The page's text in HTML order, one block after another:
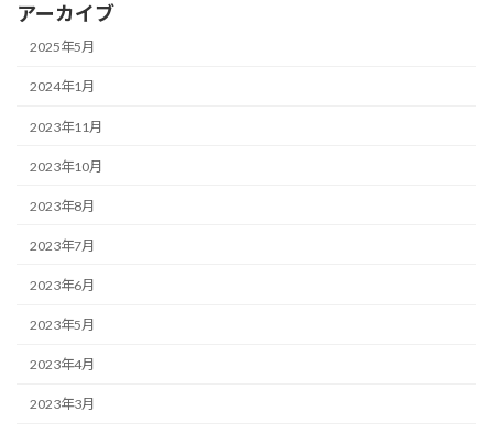
アーカイブ
2025年5月
2024年1月
2023年11月
2023年10月
2023年8月
2023年7月
2023年6月
2023年5月
2023年4月
2023年3月